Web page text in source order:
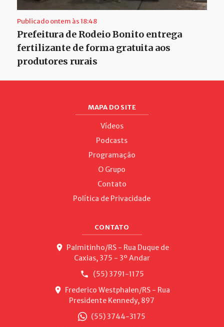
Publicado ontem às 18:48
Prefeitura de Rodeio Bonito entrega
fertilizante de forma gratuita aos
produtores rurais
MAPA DO SITE
Vídeos
Podcasts
Programação
O Grupo
Contato
Política de Privacidade
CONTATO
Palmitinho/RS - Rua Duque de
Caxias, 375 - 3º Andar
(55) 3791-1175
Frederico Westphalen/RS - Rua
Presidente Kennedy, 897
(55) 3744-3175